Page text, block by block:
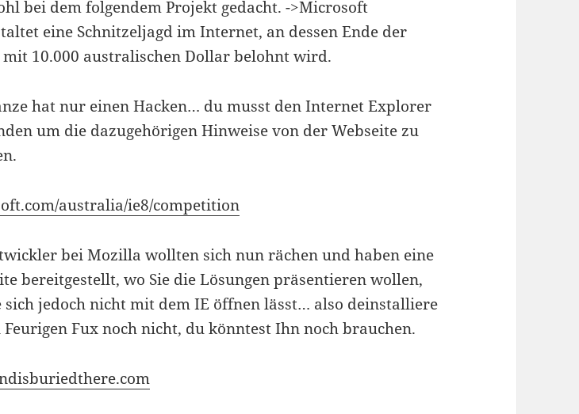
bei dem folgendem Projekt gedacht. ->Microsoft
eine Schnitzeljagd im Internet, an dessen Ende der
10.000 australischen Dollar belohnt wird.
hat nur einen Hacken… du musst den Internet Explorer
um die dazugehörigen Hinweise von der Webseite zu
australia/ie8/competition
bei Mozilla wollten sich nun rächen und haben eine
bereitgestellt, wo Sie die Lösungen präsentieren wollen,
sich jedoch nicht mit dem IE öffnen lässt… also deinstalliere
Feurigen Fux noch nicht, du könntest Ihn noch brauchen.